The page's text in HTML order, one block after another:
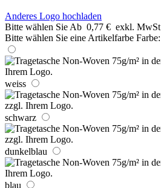
Anderes Logo hochladen
Bitte wählen Sie Ab 0,77 € exkl. MwSt
Bitte wählen Sie eine Artikelfarbe Farbe:
weiss
schwarz
dunkelblau
blau